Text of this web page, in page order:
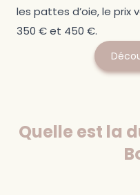
les pattes d’oie, le prix
350 € et 450 €.
Quelle est la